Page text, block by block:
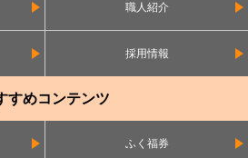
職人紹介
採用情報
すめコンテンツ
ふく福券